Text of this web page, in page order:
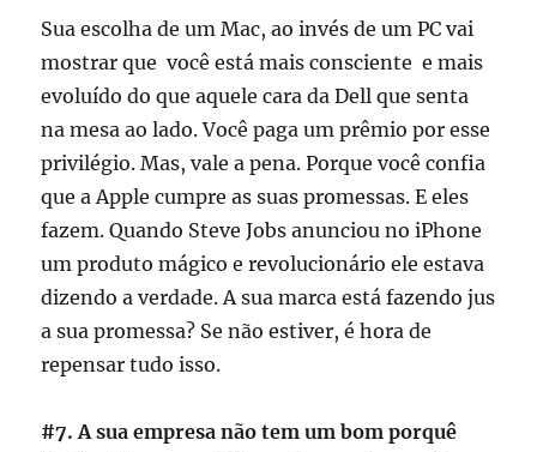
Sua escolha de um Mac, ao invés de um PC vai
mostrar que você está mais consciente e mais
evoluído do que aquele cara da Dell que senta
na mesa ao lado. Você paga um prêmio por esse
privilégio. Mas, vale a pena. Porque você confia
que a Apple cumpre as suas promessas. E eles
fazem. Quando Steve Jobs anunciou no iPhone
um produto mágico e revolucionário ele estava
dizendo a verdade. A sua marca está fazendo jus
a sua promessa? Se não estiver, é hora de
repensar tudo isso.
#7. A sua empresa não tem um bom porquê